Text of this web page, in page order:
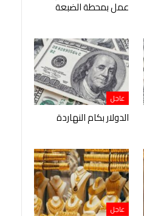
عمل بمحطة الضبعة
عاجل
الدولار بكام النهاردة
عاجل